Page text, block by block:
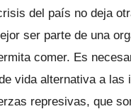
del país no deja
ser parte de una
comer. Es
vida alternativa a
represivas, que